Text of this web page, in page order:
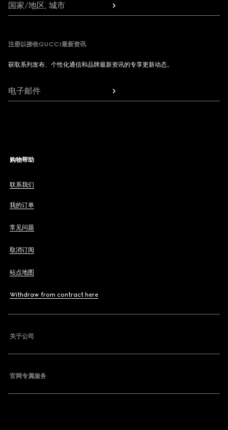
国家/地区, 城市
注册以接收GUCCI最新资讯
获取系列发布、个性化通信和品牌最新资讯的专享更新动态。
电子邮件
购物帮助
联系我们
我的订单
常见问题
取消订阅
站点地图
Withdraw from contract here
关于公司
官网专属服务